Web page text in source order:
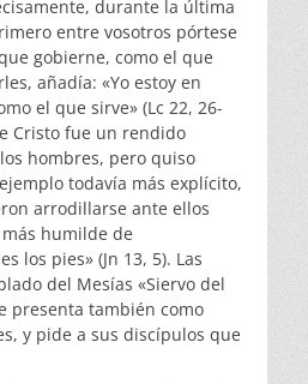
durante la última
entre vosotros pórtese
gobierne, como el que
añadía: «Yo estoy en
el que sirve» (Lc 22, 26-
Cristo fue un rendido
hombres, pero quiso
todavía más explícito,
arrodillarse ante ellos
humilde de
los pies» (Jn 13, 5). Las
del Mesías «Siervo del
presenta también como
y pide a sus discípulos que